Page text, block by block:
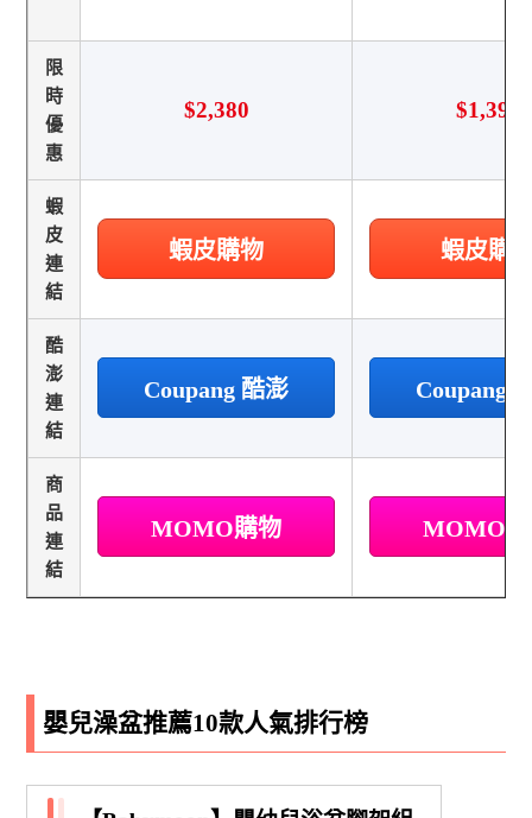
限
時
優
惠
$2,380 $1,390
蝦
皮
連
結
蝦皮購物 蝦皮購
酷
澎
連
結
Coupang 酷澎 Coupang
商
品
連
結
MOMO購物 MOMO
嬰兒澡盆推薦10款人氣排行榜